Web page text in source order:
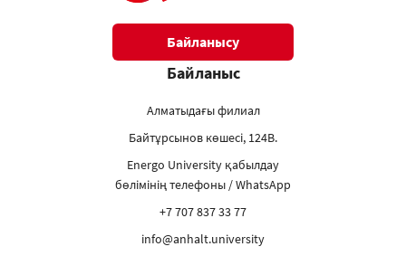
Байланысу
Байланыс
Алматыдағы филиал
Байтұрсынов көшесі, 124В.
Energo University қабылдау
бөлімінің телефоны / WhatsApp
+7 707 837 33 77
info@anhalt.university